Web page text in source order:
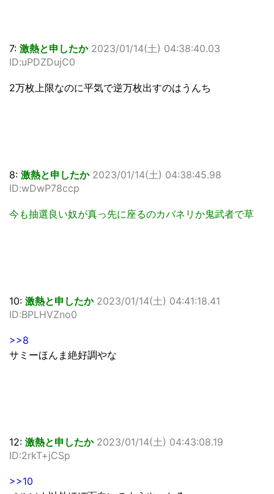
7: 激熱と申したか 2023/01/14(土) 04:38:40.03
ID:uPDZDujC0
2万枚上限なのに平気で逆万枚出すのはうんち
8: 激熱と申したか 2023/01/14(土) 04:38:45.98
ID:wDwP78ccp
今も抽選良い奴が真っ先に座るのカバネリか鬼武者で草
10: 激熱と申したか 2023/01/14(土) 04:41:18.41
ID:BPLHVZno0
>>8
サミーほんま絶好調やな
12: 激熱と申したか 2023/01/14(土) 04:43:08.19
ID:2rkT+jCSp
>>10